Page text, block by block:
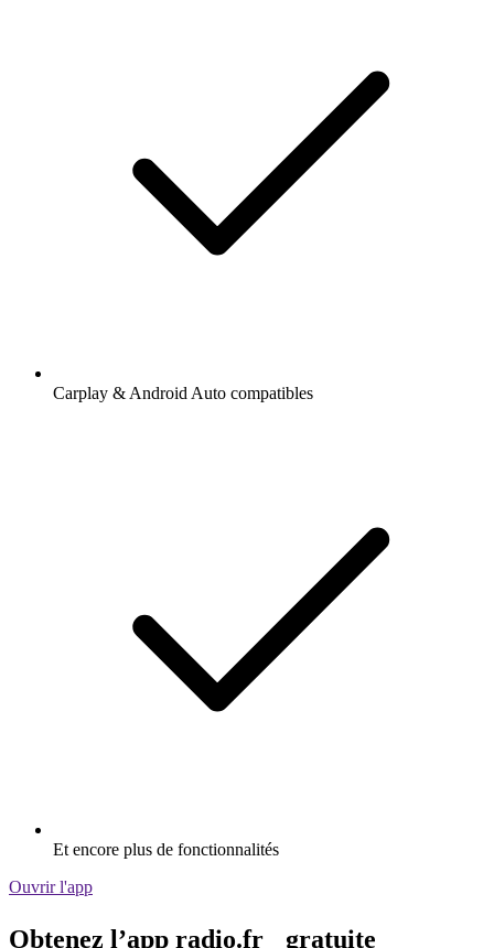
Carplay & Android Auto compatibles
Et encore plus de fonctionnalités
Ouvrir l'app
Obtenez l’app radio.fr gratuite